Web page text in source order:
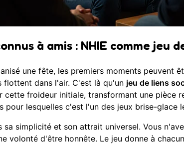
à amis : NHIE comme jeu
une fête, les premiers moments peuvent
flottent dans l'air. C'est là qu'un jeu de liens
cette froideur initiale, transformant une pièce
pour lesquelles c'est l'un des jeux brise-glace
sa simplicité et son attrait universel. Vous
volonté d'être honnête. Le jeu donne à